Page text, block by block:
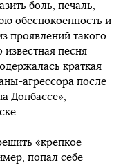
боль, печаль,
обеспокоенность и
проявлений такого
песня
краткая
агрессора после
Донбассе», —
«крепкое
попал себе